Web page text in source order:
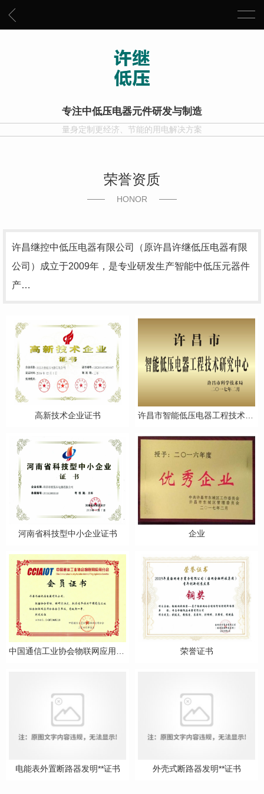
专注中低压电器元件研发与制造
量身定制更经济、节能的用电解决方案
荣誉资质
HONOR
许昌继控中低压电器有限公司（原许昌许继低压电器有限
公司）成立于2009年，是专业研发生产智能中低压元器件
产…
高新技术企业证书 许昌市智能低压电器工程技术研究中心
河南省科技型中小企业证书 企业
荣誉证书
电能表外置断路器发明**证书 外壳式断路器发明**证书